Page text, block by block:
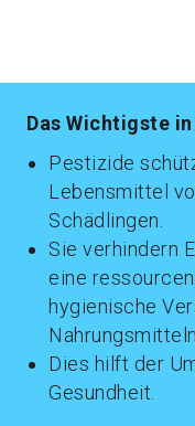
Das Wichtigste
Pestizide
Lebensmittel
Schädlingen.
Sie verhindern
eine
hygienische
Nahrungsmitteln.
Dies hilft der
Gesundheit.